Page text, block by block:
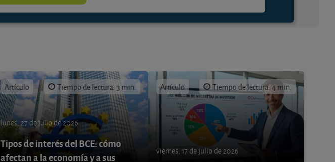
Artículo Tiempo de lectura: 3 min.
lunes, 27 de julio de 2026
Tipos de interés del BCE: cómo
afectan a la economía y a sus
Artículo Tiempo de lectura: 4 min.
viernes, 17 de julio de 2026